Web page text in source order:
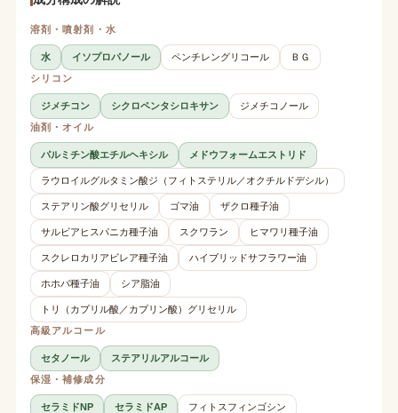
溶剤・噴射剤・水
水 イソプロパノール ペンチレングリコール
ＢＧ
シリコン
ジメチコン シクロペンタシロキサン
ジメチコノール
油剤・オイル
パルミチン酸エチルヘキシル メドウフォームエストリド
ラウロイルグルタミン酸ジ（フィトステリル／オクチルドデシル）
ステアリン酸グリセリル ゴマ油 ザクロ種子油
サルビアヒスパニカ種子油 スクワラン ヒマワリ種子油
スクレロカリアビレア種子油 ハイブリッドサフラワー油
ホホバ種子油 シア脂油
トリ（カプリル酸／カプリン酸）グリセリル
高級アルコール
セタノール
ステアリルアルコール
保湿・補修成分
セラミドNP セラミドAP フィトスフィンゴシン